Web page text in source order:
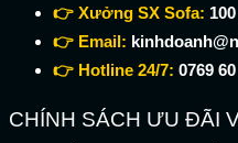
👉 Xưởng SX Sofa:
👉 Email:
👉 Hotline 24/7: 0769
CHÍNH SÁCH ƯU ĐÃI